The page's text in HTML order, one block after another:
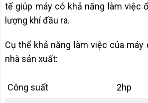
tế giúp máy có khả năng làm việc
lượng khí đầu ra.
Cụ thể khả năng làm việc của
nhà sản xuất:
Công suất 2hp